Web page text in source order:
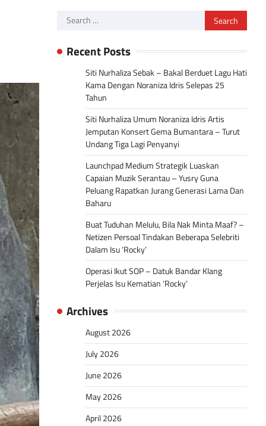
Search
Recent Posts
Siti Nurhaliza Sebak – Bakal Berduet Lagu Hati
Kama Dengan Noraniza Idris Selepas 25
Tahun
Siti Nurhaliza Umum Noraniza Idris Artis
Jemputan Konsert Gema Bumantara – Turut
Undang Tiga Lagi Penyanyi
Launchpad Medium Strategik Luaskan
Capaian Muzik Serantau – Yusry Guna
Peluang Rapatkan Jurang Generasi Lama Dan
Baharu
Buat Tuduhan Melulu, Bila Nak Minta Maaf? –
Netizen Persoal Tindakan Beberapa Selebriti
Dalam Isu ‘Rocky’
Operasi Ikut SOP – Datuk Bandar Klang
Perjelas Isu Kematian ‘Rocky’
Archives
August 2026
July 2026
June 2026
May 2026
April 2026